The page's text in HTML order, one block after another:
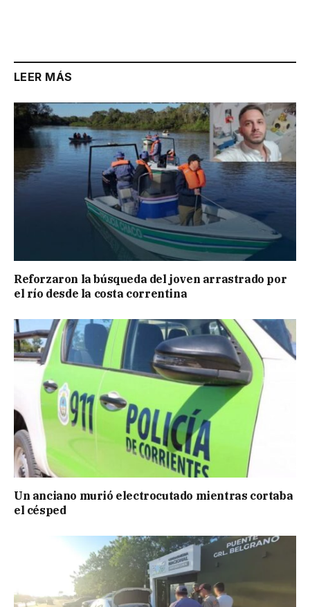
LEER MÁS
Reforzaron la búsqueda del joven arrastrado por
el río desde la costa correntina
Un anciano murió electrocutado mientras cortaba
el césped